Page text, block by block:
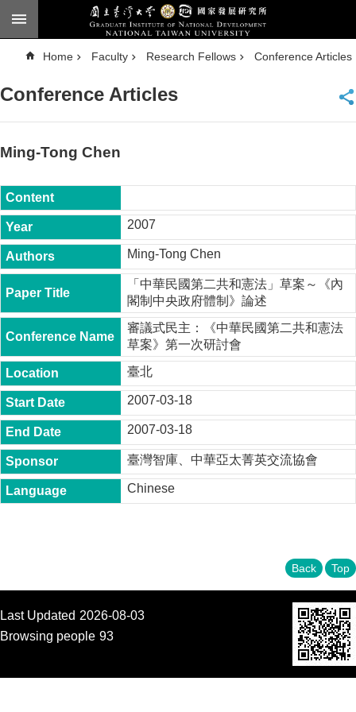
Skip to main content
n
c
d
e
a
h
National
Taiwan
University
Chinese
F
c
u
t
y
P
h
.
D
.
P
r
o
M
A
.
o
Home Faculty Research Fellows Conference Articles
Conference Articles
Ming-Tong Chen
2007
Ming-Tong Chen
「中華民國第二共和憲法」草案～《內
閣制中央政府體制》論述
審議式民主：《中華民國第二共和憲法
草案》第一次研討會
臺北
2007-03-18
2007-03-18
臺灣智庫、中華亞太菁英交流協會
Chinese
Back Top
Last Updated 2026-08-03
Browsing people 93